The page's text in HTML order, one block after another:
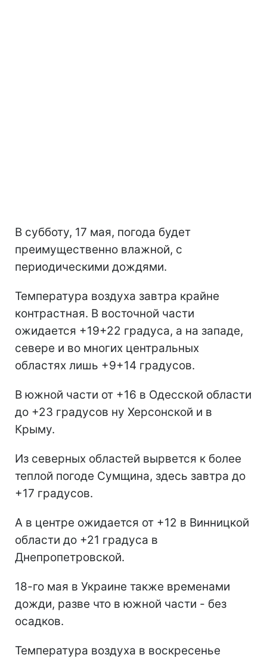
В субботу, 17 мая, погода будет
преимущественно влажной, с
периодическими дождями.
Температура воздуха завтра крайне
контрастная. В восточной части
ожидается +19+22 градуса, а на западе,
севере и во многих центральных
областях лишь +9+14 градусов.
В южной части от +16 в Одесской области
до +23 градусов ну Херсонской и в
Крыму.
Из северных областей вырвется к более
теплой погоде Сумщина, здесь завтра до
+17 градусов.
А в центре ожидается от +12 в Винницкой
области до +21 градуса в
Днепропетровской.
18-го мая в Украине также временами
дожди, разве что в южной части - без
осадков.
Температура воздуха в воскресенье